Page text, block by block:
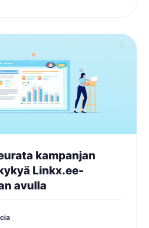
kampanjan
Linkx.ee-
avulla